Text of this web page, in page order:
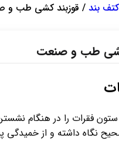
کتف بند / قوزبند کشی طب و
کشی طب و صنعت
فقرات را در هنگام
نگاه داشته و از خمیدگی